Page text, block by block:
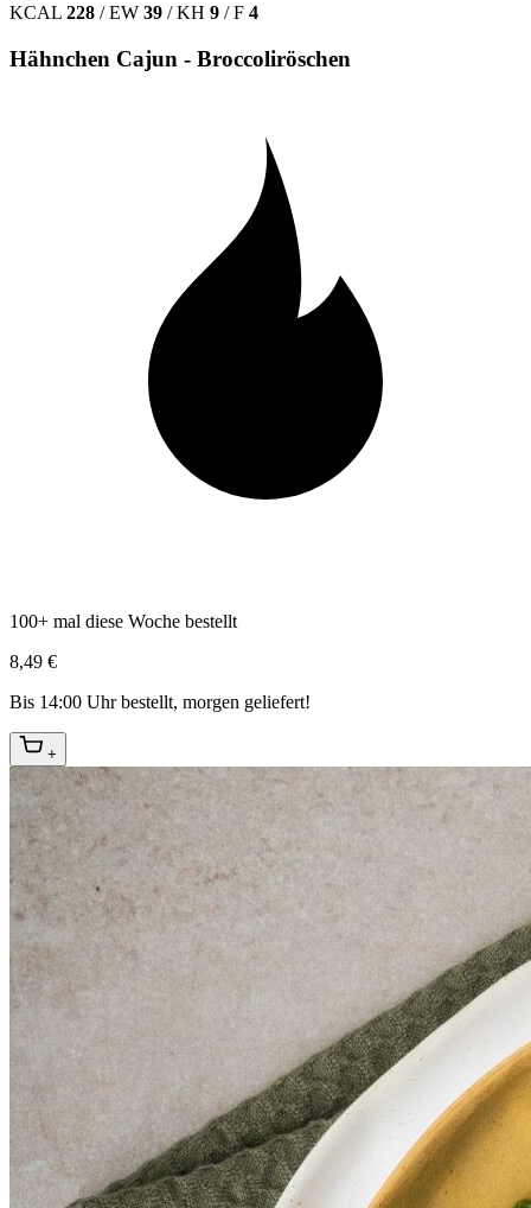
KCAL 228 / EW 39 / KH 9 / F 4
Hähnchen Cajun - Broccoliröschen
100+ mal diese Woche bestellt
8,49 €
Bis 14:00 Uhr bestellt, morgen geliefert!
+